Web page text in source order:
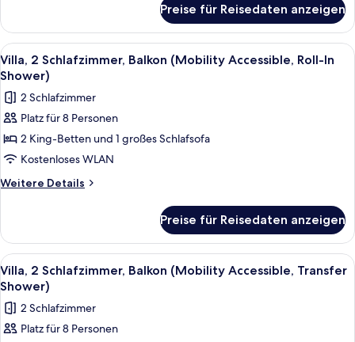
anzeigen
2 Schlafzimmer,
Balkon
(Hearing
Accessible)
Preise für Reisedaten anzeigen
Alle
Fotos
für
Villa,
2 Schlafzimmer,
Balkon
(Mobility
Accessible,
Shower)
anzeigen
Eine moderne Küche mit
12
Villa, 2 Schlafzimmer, Balkon (Mobility Accessible, Roll-In
Shower)
2 Schlafzimmer
Platz für 8 Personen
2 King-Betten und 1 großes Schlafsofa
Kostenloses WLAN
Weitere Details
Weitere
2 Schlafzimmer,
Balkon
(Mobility
Accessible,
In
Shower)
Preise für Reisedaten anzeigen
Alle
Fotos
für
Villa,
2 Schlafzimmer,
Eine moderne Küche mit
12
Villa, 2 Schlafzimmer, Balkon (Mobility Accessible, Transfer
Shower)
2 Schlafzimmer
Platz für 8 Personen